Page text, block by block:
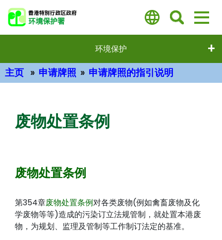
内
环境保护
主页 申请牌照 申请牌照的指引说明
废物处置条例
废物处置条例
第354章废物处置条例对各类废物(例如禽畜废物及化
学废物等等)造成的污染订立法规管制，就处置本港废
物，为规划、监理及管制等工作制订法定的基准。